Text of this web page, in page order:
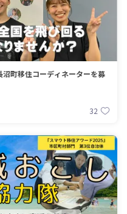
沼町移住コーディネーターを募
32